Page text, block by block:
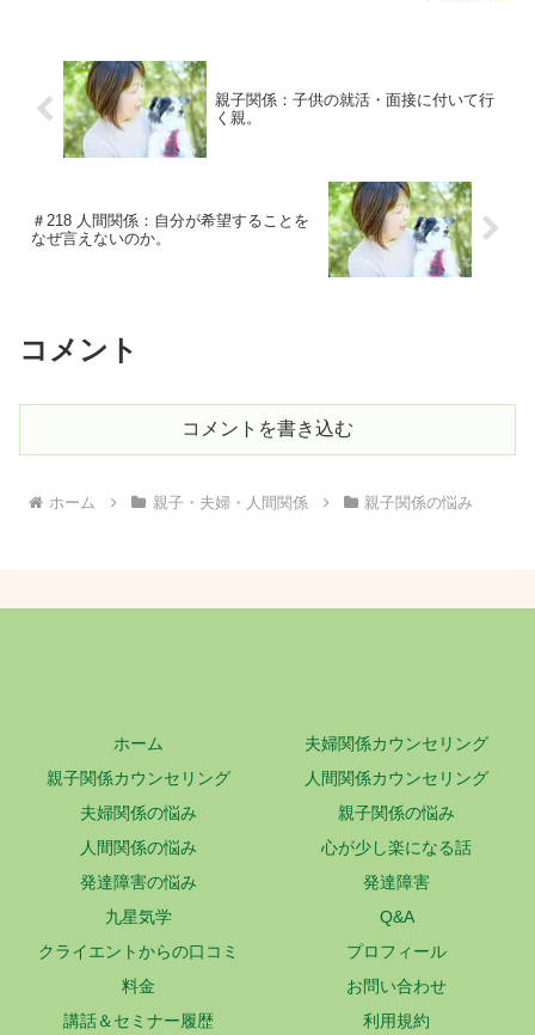
親子関係：子供の就活・面接に付いて行
く親。
＃218 人間関係：自分が希望することを
なぜ言えないのか。
コメント
コメントを書き込む
ホーム 親子・夫婦・人間関係 親子関係の悩み
ホーム
夫婦関係カウンセリング
親子関係カウンセリング
人間関係カウンセリング
夫婦関係の悩み
親子関係の悩み
人間関係の悩み
心が少し楽になる話
発達障害の悩み
発達障害
九星気学
Q&A
クライエントからの口コミ
プロフィール
料金
お問い合わせ
講話＆セミナー履歴
利用規約